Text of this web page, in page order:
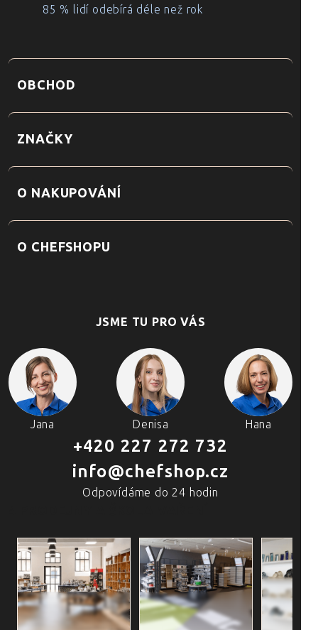
85 % lidí odebírá déle než rok
OBCHOD
ZNAČKY
O NAKUPOVÁNÍ
O CHEFSHOPU
JSME TU PRO VÁS
Jana Denisa Hana
+420 227 272 732
info@chefshop.cz
Odpovídáme do 24 hodin